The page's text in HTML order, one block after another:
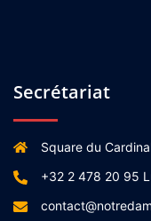
Secrétariat
Square du
+32 2 478 20 95